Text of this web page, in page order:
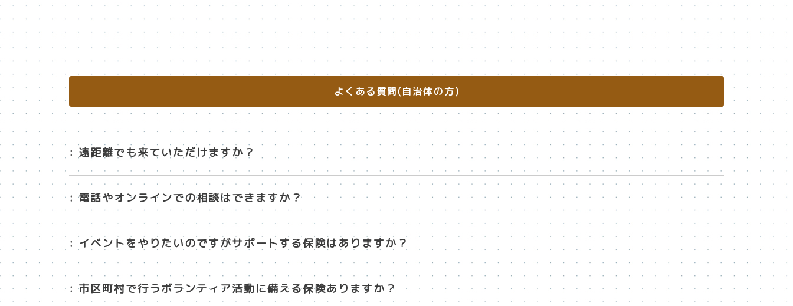
よくある質問(自治体の方)
: 遠距離でも来ていただけますか？
: 電話やオンラインでの相談はできますか？
: イベントをやりたいのですがサポートする保険はありますか？
: 市区町村で行うボランティア活動に備える保険ありますか？